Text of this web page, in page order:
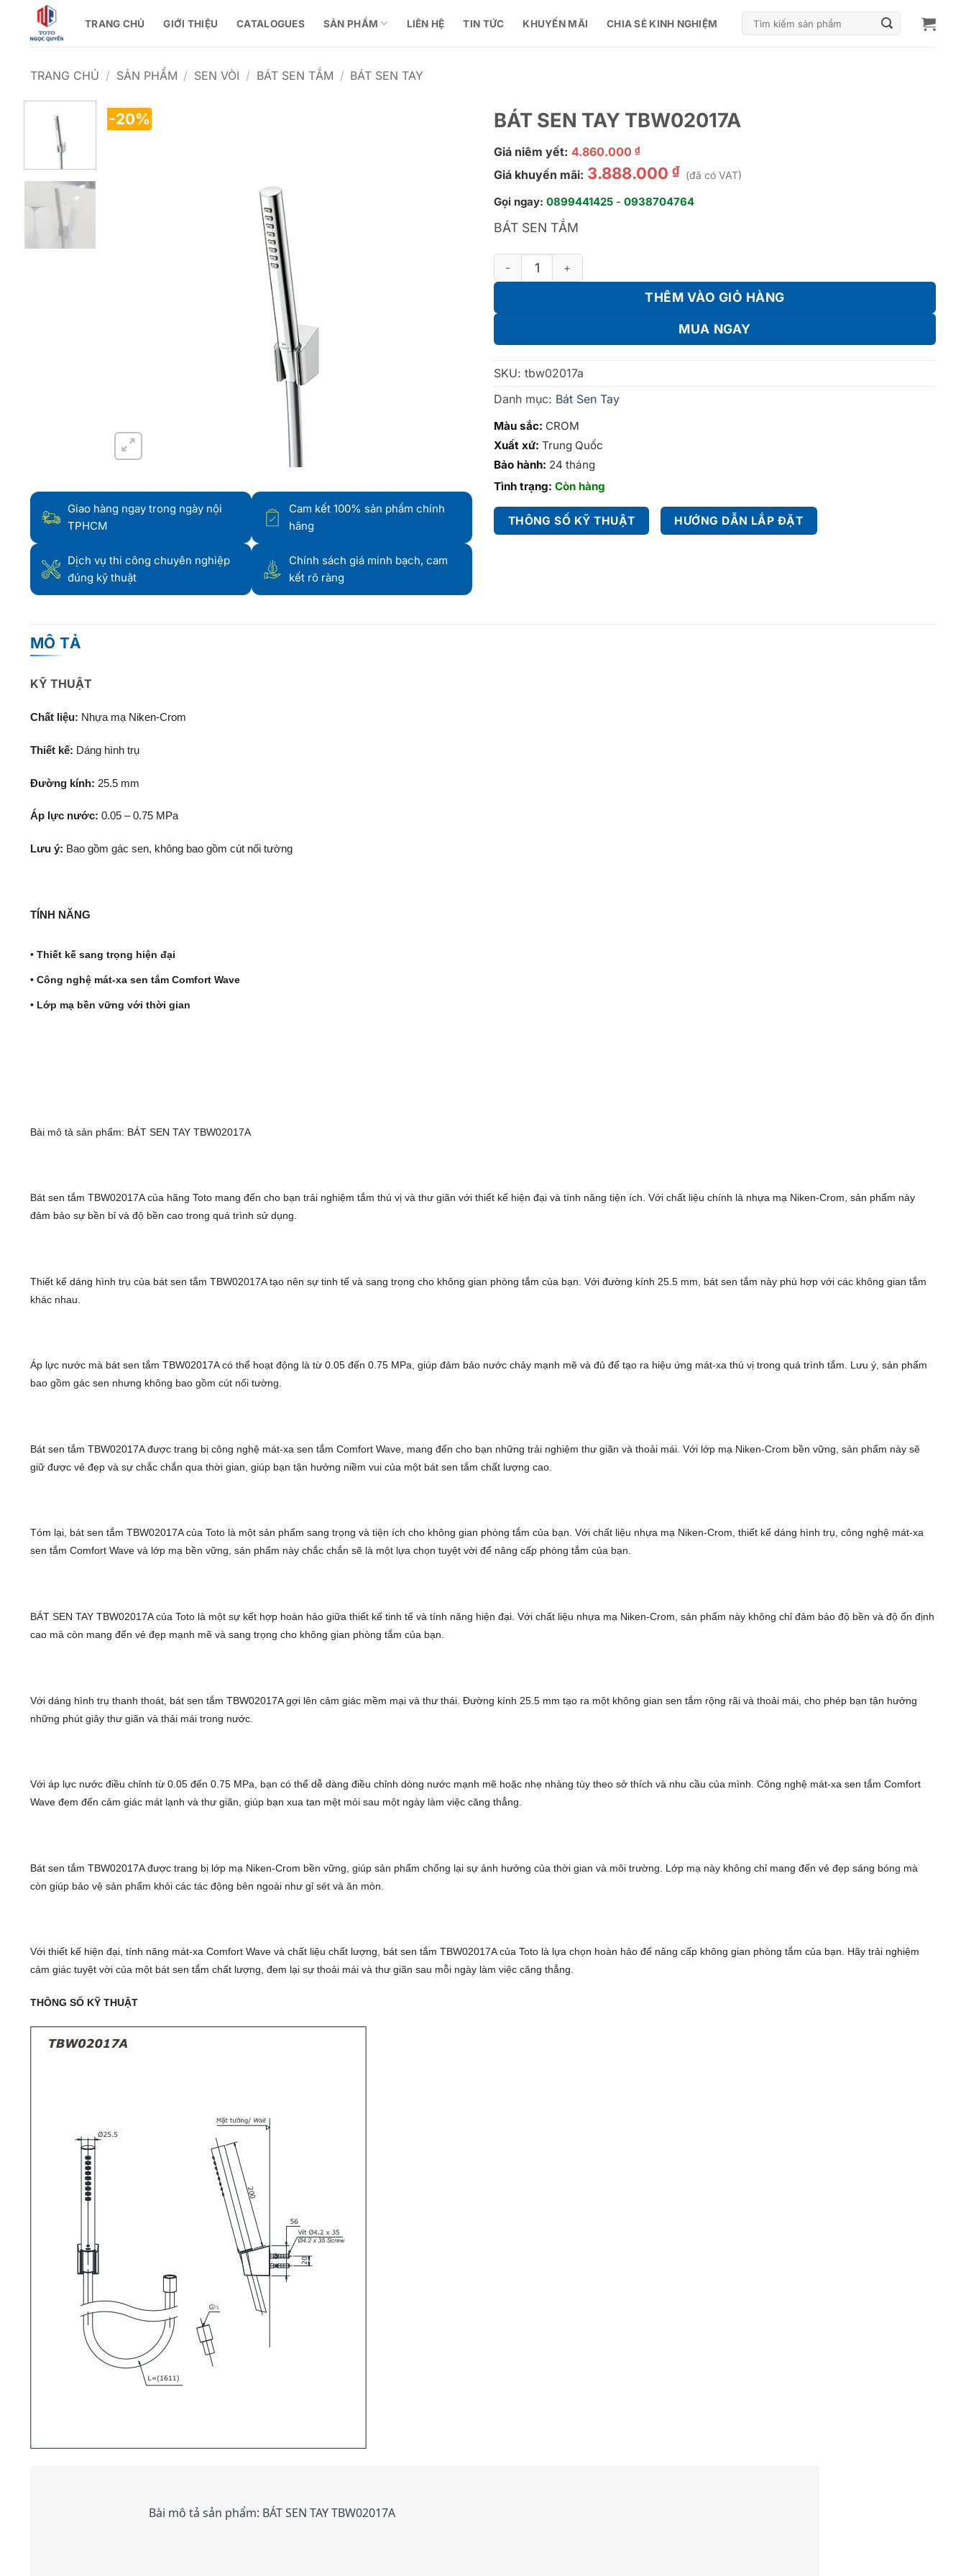
TRANG CHỦ GIỚI THIỆU CATALOGUES SẢN PHẨM LIÊN HỆ TIN TỨC KHUYẾN MÃI CHIA SẺ KINH NGHIỆM
kiếm:
TRANG CHỦ / SẢN PHẨM / SEN VÒI / BÁT SEN TẮM / BÁT SEN TAY
-20%
Giao hàng ngay trong ngày nội
TPHCM
Cam kết 100% sản phẩm chính
hãng
Dịch vụ thi công chuyên nghiệp
đúng kỹ thuật
Chính sách giá minh bạch, cam
kết rõ ràng
BÁT SEN TAY TBW02017A
Giá niêm yết: 4.860.000 ₫
Giá khuyến mãi: 3.888.000 ₫ (đã có VAT)
Gọi ngay: 0899441425 - 0938704764
BÁT SEN TẮM
BÁT SEN TAY TBW02017A số lượng
THÊM VÀO GIỎ HÀNG
MUA NGAY
SKU: tbw02017a
Danh mục: Bát Sen Tay
Màu sắc: CROM
Xuất xứ: Trung Quốc
Bảo hành: 24 tháng
Tình trạng: Còn hàng
THÔNG SỐ KỸ THUẬT HƯỚNG DẪN LẮP ĐẶT
MÔ TẢ
KỸ THUẬT
Chất liệu: Nhựa mạ Niken-Crom
Thiết kế: Dáng hình trụ
Đường kính: 25.5 mm
Áp lực nước: 0.05 – 0.75 MPa
Lưu ý: Bao gồm gác sen, không bao gồm cút nối tường
TÍNH NĂNG
• Thiết kế sang trọng hiện đại
• Công nghệ mát-xa sen tắm Comfort Wave
• Lớp mạ bền vững với thời gian
Bài mô tả sản phẩm: BÁT SEN TAY TBW02017A
Bát sen tắm TBW02017A của hãng Toto mang đến cho bạn trải nghiệm tắm thú vị và thư giãn với thiết kế hiện đại và tính năng tiện ích. Với chất liệu chính là nhựa mạ Niken-Crom, sản phẩm này
đảm bảo sự bền bỉ và độ bền cao trong quá trình sử dụng.
Thiết kế dáng hình trụ của bát sen tắm TBW02017A tạo nên sự tinh tế và sang trọng cho không gian phòng tắm của bạn. Với đường kính 25.5 mm, bát sen tắm này phù hợp với các không gian tắm
khác nhau.
Áp lực nước mà bát sen tắm TBW02017A có thể hoạt động là từ 0.05 đến 0.75 MPa, giúp đảm bảo nước chảy mạnh mẽ và đủ để tạo ra hiệu ứng mát-xa thú vị trong quá trình tắm. Lưu ý, sản phẩm
bao gồm gác sen nhưng không bao gồm cút nối tường.
Bát sen tắm TBW02017A được trang bị công nghệ mát-xa sen tắm Comfort Wave, mang đến cho bạn những trải nghiệm thư giãn và thoải mái. Với lớp mạ Niken-Crom bền vững, sản phẩm này sẽ
giữ được vẻ đẹp và sự chắc chắn qua thời gian, giúp bạn tận hưởng niềm vui của một bát sen tắm chất lượng cao.
Tóm lại, bát sen tắm TBW02017A của Toto là một sản phẩm sang trọng và tiện ích cho không gian phòng tắm của bạn. Với chất liệu nhựa mạ Niken-Crom, thiết kế dáng hình trụ, công nghệ mát-xa
sen tắm Comfort Wave và lớp mạ bền vững, sản phẩm này chắc chắn sẽ là một lựa chọn tuyệt vời để nâng cấp phòng tắm của bạn.
BÁT SEN TAY TBW02017A của Toto là một sự kết hợp hoàn hảo giữa thiết kế tinh tế và tính năng hiện đại. Với chất liệu nhựa mạ Niken-Crom, sản phẩm này không chỉ đảm bảo độ bền và độ ổn định
cao mà còn mang đến vẻ đẹp mạnh mẽ và sang trọng cho không gian phòng tắm của bạn.
Với dáng hình trụ thanh thoát, bát sen tắm TBW02017A gợi lên cảm giác mềm mại và thư thái. Đường kính 25.5 mm tạo ra một không gian sen tắm rộng rãi và thoải mái, cho phép bạn tận hưởng
những phút giây thư giãn và thải mái trong nước.
Với áp lực nước điều chỉnh từ 0.05 đến 0.75 MPa, bạn có thể dễ dàng điều chỉnh dòng nước mạnh mẽ hoặc nhẹ nhàng tùy theo sở thích và nhu cầu của mình. Công nghệ mát-xa sen tắm Comfort
Wave đem đến cảm giác mát lạnh và thư giãn, giúp bạn xua tan mệt mỏi sau một ngày làm việc căng thẳng.
Bát sen tắm TBW02017A được trang bị lớp mạ Niken-Crom bền vững, giúp sản phẩm chống lại sự ảnh hưởng của thời gian và môi trường. Lớp mạ này không chỉ mang đến vẻ đẹp sáng bóng mà
còn giúp bảo vệ sản phẩm khỏi các tác động bên ngoài như gỉ sét và ăn mòn.
Với thiết kế hiện đại, tính năng mát-xa Comfort Wave và chất liệu chất lượng, bát sen tắm TBW02017A của Toto là lựa chọn hoàn hảo để nâng cấp không gian phòng tắm của bạn. Hãy trải nghiệm
cảm giác tuyệt vời của một bát sen tắm chất lượng, đem lại sự thoải mái và thư giãn sau mỗi ngày làm việc căng thẳng.
THÔNG SỐ KỸ THUẬT
Bài mô tả sản phẩm: BÁT SEN TAY TBW02017A